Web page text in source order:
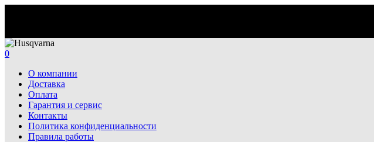
0
О компании
Доставка
Оплата
Гарантия и сервис
Контакты
Политика конфиденциальности
Правила работы